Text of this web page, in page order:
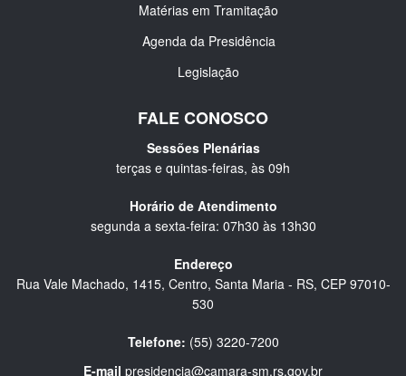
Matérias em Tramitação
Agenda da Presidência
Legislação
FALE CONOSCO
Sessões Plenárias
terças e quintas-feiras, às 09h
Horário de Atendimento
segunda a sexta-feira: 07h30 às 13h30
Endereço
Rua Vale Machado, 1415, Centro, Santa Maria - RS, CEP 97010-
530
Telefone: (55) 3220-7200
E-mail presidencia@camara-sm.rs.gov.br